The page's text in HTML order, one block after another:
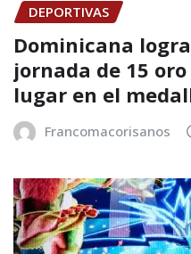
DEPORTIVAS
Dominicana
jornada de 15
lugar en el
Francomacorisanos